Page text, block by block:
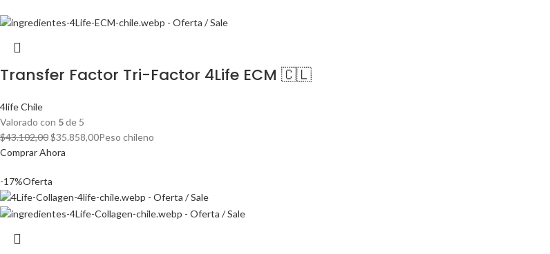
Transfer Factor Tri-Factor 4Life ECM 🇨🇱
4life Chile
Valorado con 5de 5
$43.102,00El
precio
era:
$43.102,00.
$35.858,00El
$35.858,00.
Peso chileno
Comprar Ahora
-17%Oferta